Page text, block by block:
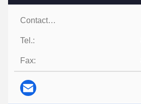
Contacten:
Tel.:
Fax: